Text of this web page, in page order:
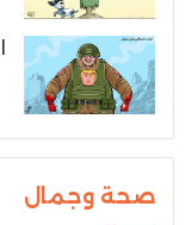
صحة وجمال